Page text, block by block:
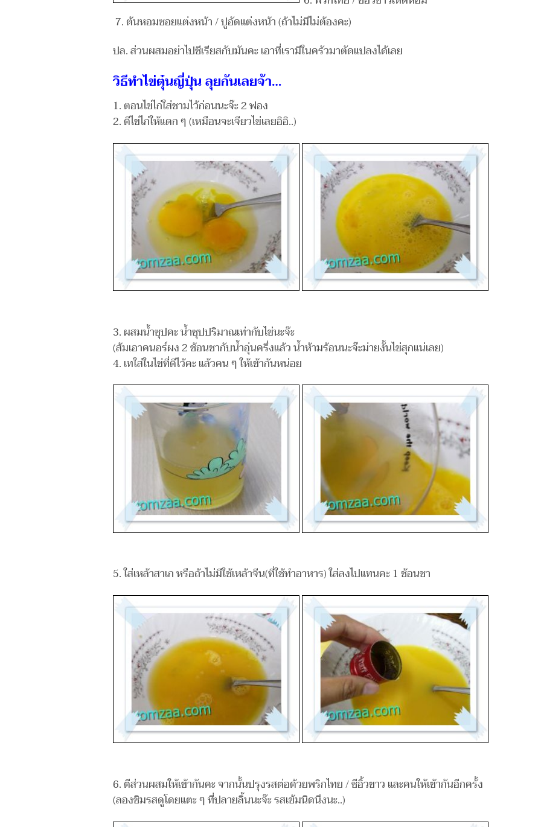
ต้นหอมซอยแต่งหน้า / ปูอัดแต่งหน้า (ถ้าไม่มีไม่ต้องคะ)
ปล. ส่วนผสมอย่าไปซีเรียสกับมันคะ เอาที่เรามีในครัวมาตัดแปลงได้เลย
วิธีทำไข่ตุ๋นญี่ปุ่น ลุยกันเลยจ้า…
1. ตอนไข่ไก่ใส่ชามไว้ก่อนนะจ๊ะ 2 ฟอง
2. ตีไข่ไก่ให้แตก ๆ (เหมือนจะเจียวไข่เลยอิอิ..)
3. ผสมน้ำซุปคะ น้ำซุปปริมาณเท่ากับไข่นะจ๊ะ
(ส้มเอาคนอร์ผง 2 ช้อนชากับน้ำอุ่นครึ่งแล้ว น้ำห้ามร้อนนะจ๊ะม่ายงั้นไข่สุกแน่เลย)
4. เทใส่ในไข่ที่ตีไว้คะ แล้วคน ๆ ให้เข้ากันหน่อย
5. ใส่เหล้าสาเก หรือถ้าไม่มีใช้เหล้าจีน(ที่ใช้ทำอาหาร) ใส่ลงไปแทนคะ 1 ช้อนชา
6. ตีส่วนผสมให้เข้ากันคะ จากนั้นปรุงรสต่อด้วยพริกไทย / ซีอิ้วขาว และคนให้เข้ากันอีกครั้ง
(ลองชิมรสดูโดยแตะ ๆ ที่ปลายลิ้นนะจ๊ะ รสเข้มนิดนึงนะ..)